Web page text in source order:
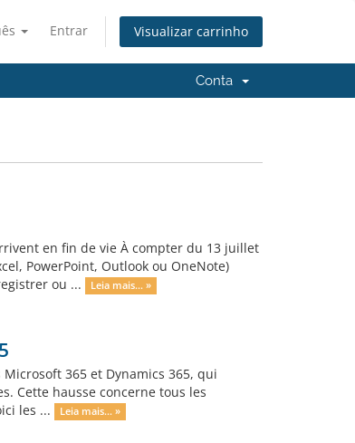
Entrar Visualizar carrinho
Conta
en fin de vie À compter du 13 juillet
PowerPoint, Outlook ou OneNote)
ou ...
Leia mais... »
365 et Dynamics 365, qui
Cette hausse concerne tous les
les ...
Leia mais... »